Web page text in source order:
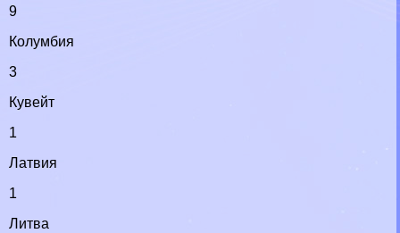
9
Колумбия
3
Кувейт
1
Латвия
1
Литва